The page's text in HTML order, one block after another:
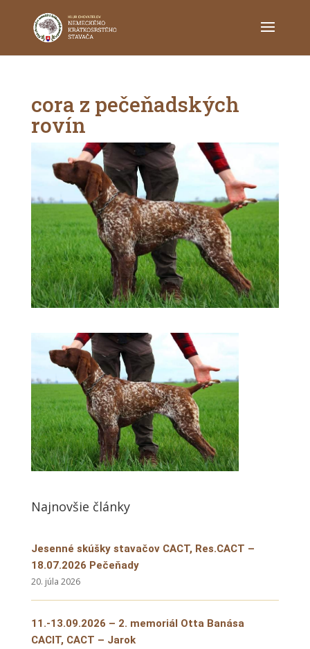
cora z pečeňadských
rovín
Najnovšie články
Jesenné skúšky stavačov CACT, Res.CACT –
18.07.2026 Pečeňady
20. júla 2026
11.-13.09.2026 – 2. memoriál Otta Banása
CACIT, CACT – Jarok